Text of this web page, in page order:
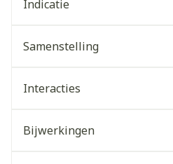
Indicatie
Samenstelling
Interacties
Bijwerkingen